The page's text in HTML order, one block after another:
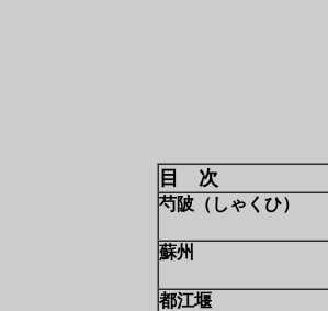
目 次
芍陂（しゃくひ）
蘇州
都江堰